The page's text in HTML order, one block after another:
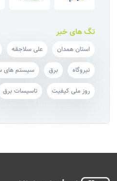
تگ های خبر
استان همدان علی سلاجقه
نیروگاه برق سیستم های
روز ملی کیفیت تاسیسات برق